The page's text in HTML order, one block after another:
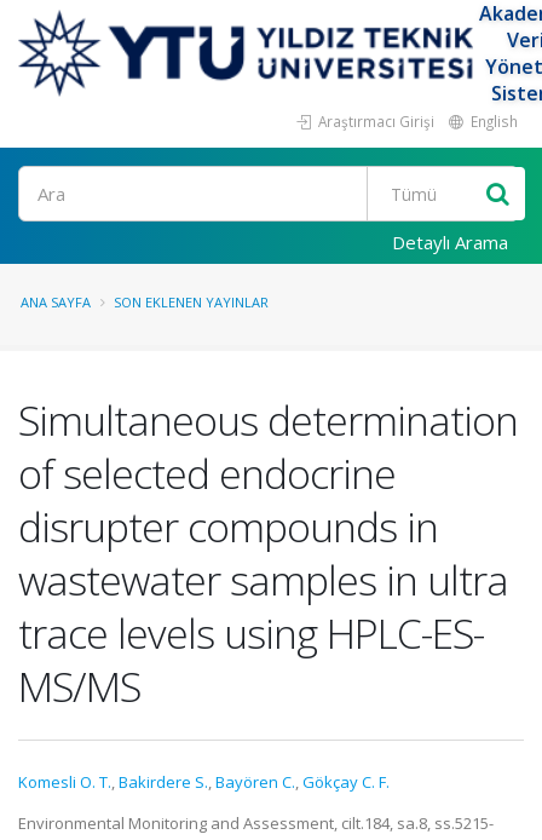
Araştırmacı Girişi English
Ara
Detaylı Arama
ANA SAYFA SON EKLENEN YAYINLAR
Simultaneous determination
of selected endocrine
disrupter compounds in
wastewater samples in ultra
trace levels using HPLC-ES-
MS/MS
Komesli O. T.,Bakirdere S.,Bayören C.,Gökçay C. F.
Environmental Monitoring and Assessment, cilt.184, sa.8, ss.5215-